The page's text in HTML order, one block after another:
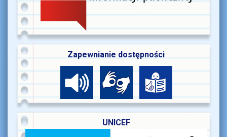
Zapewnianie dostępności
UNICEF